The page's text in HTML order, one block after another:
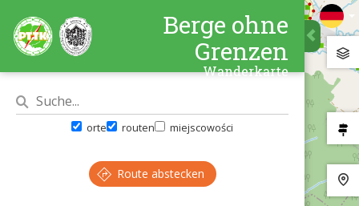
Berge ohne
Grenzen
Wanderkarte
orte routen miejscowości
Route abstecken